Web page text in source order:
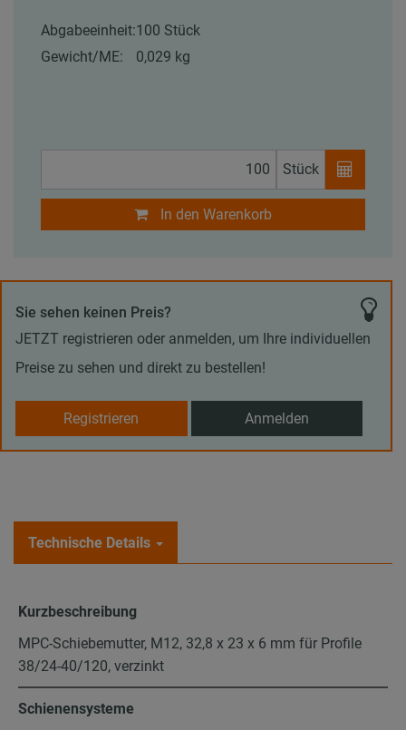
Abgabeeinheit:100 Stück
Gewicht/ME:
0,029 kg
Stück
In den Warenkorb
Sie sehen keinen Preis?
JETZT registrieren oder anmelden, um Ihre individuellen
Preise zu sehen und direkt zu bestellen!
Registrieren Anmelden
Technische Details
Kurzbeschreibung
MPC-Schiebemutter, M12, 32,8 x 23 x 6 mm für Profile
38/24-40/120, verzinkt
Schienensysteme